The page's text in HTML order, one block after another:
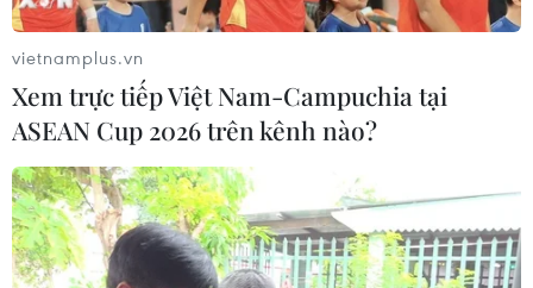
vietnamplus.vn
Xem trực tiếp Việt Nam-Campuchia tại
ASEAN Cup 2026 trên kênh nào?